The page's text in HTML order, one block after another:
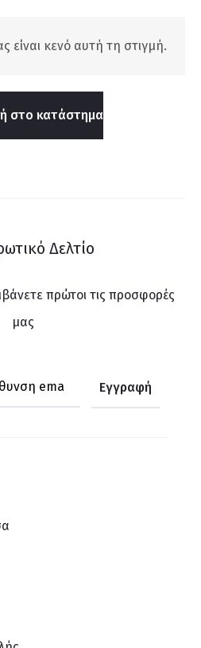
είναι κενό αυτή τη στιγμή.
στο κατάστημα
Δελτίο
πρώτοι τις προσφορές
μας